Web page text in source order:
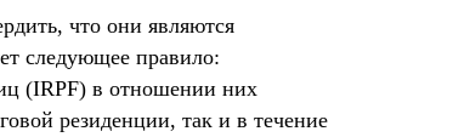
что они являются
следующее правило:
(IRPF) в отношении них
резиденции, так и в течение